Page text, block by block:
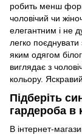
робить менш
чоловічий чи
елегантним і не
легко
яким одягом
виглядає з
кольору.
Підберіть
гардероба в
В інтернет-